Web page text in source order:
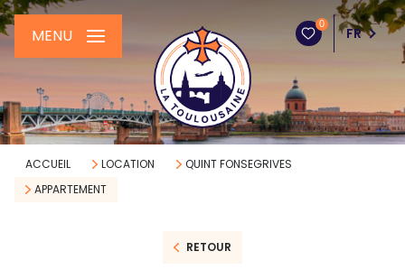
0
FR
MENU
ACCUEIL LOCATION
QUINT FONSEGRIVES
APPARTEMENT
RETOUR